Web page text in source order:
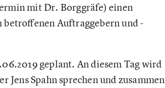
mit Dr. Borggräfe) einen
Auftraggebern und -
geplant. An diesem Tag wird
Spahn sprechen und zusammen